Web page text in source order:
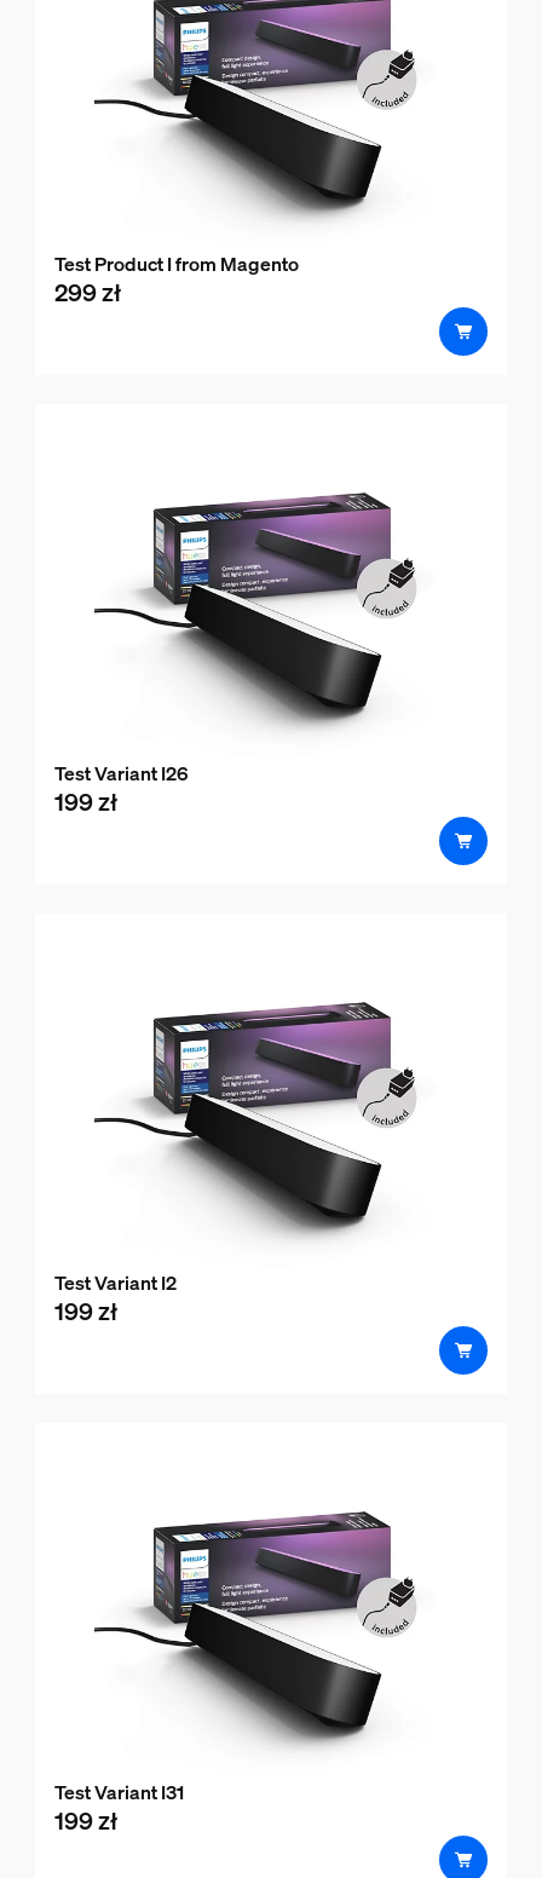
Test Product I from Magento
product.with.299 zł
299 zł
Test Variant I26
product.with.199 zł
199 zł
Test Variant I2
product.with.199 zł
199 zł
Test Variant I31
product.with.199 zł
199 zł